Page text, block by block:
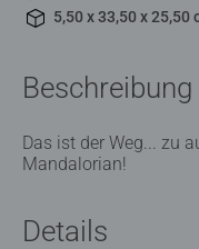
5,50 x 33,50 x 25,50
Beschreibung
Das ist der Weg... zu
Mandalorian!
Details